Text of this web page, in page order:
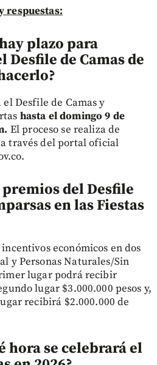
respuestas:
plazo para
de Camas de
Desfile de Camas y
hasta el domingo 9 de
El proceso se realiza de
través del portal oficial
premios del Desfile
en las Fiestas
económicos en dos
y Personas Naturales/Sin
lugar podrá recibir
lugar $3.000.000 pesos y,
recibirá $2.000.000 de
hora se celebrará el